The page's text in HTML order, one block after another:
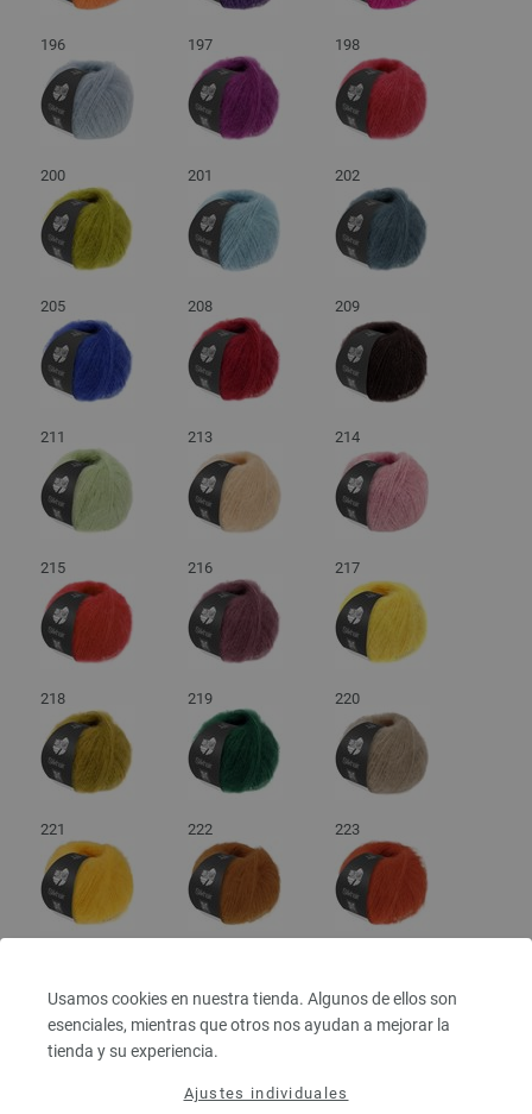
Usamos cookies en nuestra tienda. Algunos de ellos son
esenciales, mientras que otros nos ayudan a mejorar la
tienda y su experiencia.
Ajustes individuales
196 197 198
200 201 202
205 208 209
211 213 214
215 216 217
218 219 220
221 222 223
228 229